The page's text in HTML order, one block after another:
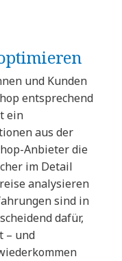
und Kunden
entsprechend
ein
aus der
Anbieter die
im Detail
analysieren
sind in
dafür,
– und